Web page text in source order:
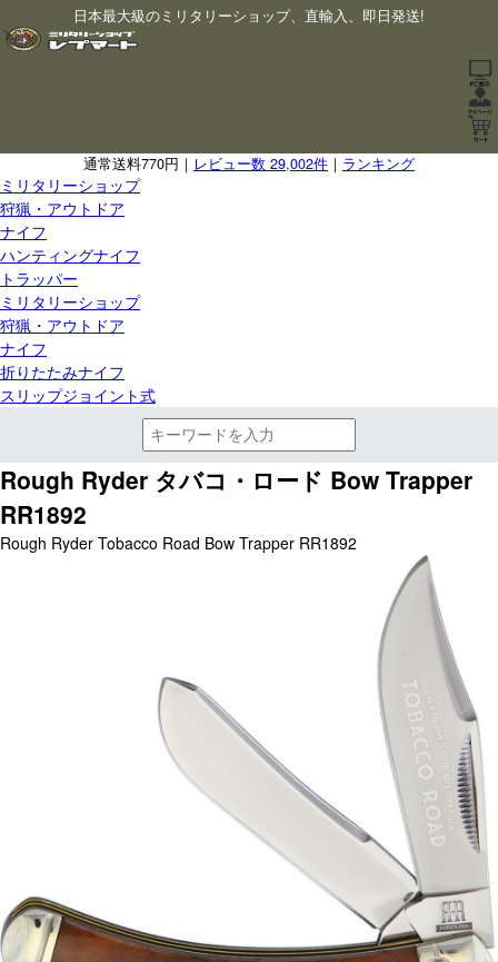
日本最大級のミリタリーショップ、直輸入、即日発送!
通常送料770円｜ レビュー数 29,002件 ｜ ランキング
ミリタリーショップ
狩猟・アウトドア
ナイフ
ハンティングナイフ
トラッパー
ミリタリーショップ
狩猟・アウトドア
ナイフ
折りたたみナイフ
スリップジョイント式
Rough Ryder タバコ・ロード Bow Trapper
RR1892
Rough Ryder Tobacco Road Bow Trapper RR1892